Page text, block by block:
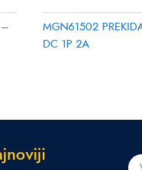
–
MGN61502
DC 1P 2A
jnoviji